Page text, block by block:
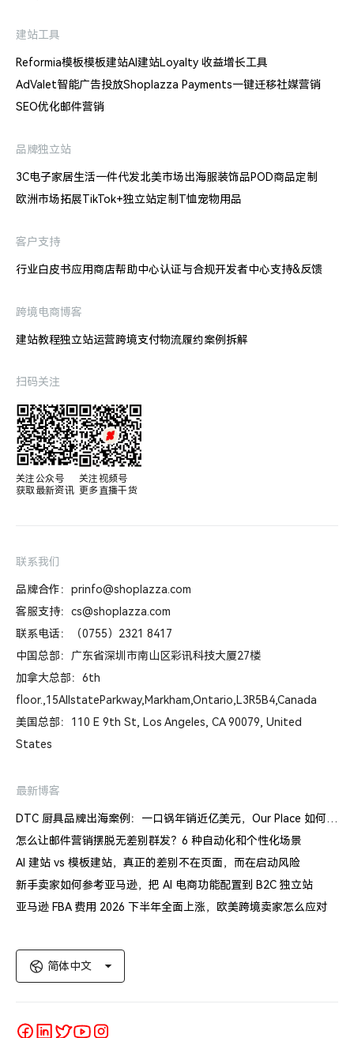
建站工具
Reformia模板模板建站AI建站Loyalty 收益增长工具
AdValet智能广告投放Shoplazza Payments一键迁移社媒营销
SEO优化邮件营销
品牌独立站
3C电子家居生活一件代发北美市场出海服装饰品POD商品定制
欧洲市场拓展TikTok+独立站定制T恤宠物用品
客户支持
行业白皮书应用商店帮助中心认证与合规开发者中心支持&反馈
跨境电商博客
建站教程独立站运营跨境支付物流履约案例拆解
扫码关注
关注公众号
获取最新资讯
关注视频号
更多直播干货
联系我们
品牌合作：prinfo@shoplazza.com
客服支持：cs@shoplazza.com
联系电话：（0755）2321 8417
中国总部：广东省深圳市南山区彩讯科技大厦27楼
加拿大总部：6th
floor.,15AllstateParkway,Markham,Ontario,L3R5B4,Canada
美国总部：110 E 9th St, Los Angeles, CA 90079, United
States
最新博客
DTC 厨具品牌出海案例：一口锅年销近亿美元，Our Place 如何建立信任体系
怎么让邮件营销摆脱无差别群发？6 种自动化和个性化场景
AI 建站 vs 模板建站，真正的差别不在页面，而在启动风险
新手卖家如何参考亚马逊，把 AI 电商功能配置到 B2C 独立站
亚马逊 FBA 费用 2026 下半年全面上涨，欧美跨境卖家怎么应对
简体中文